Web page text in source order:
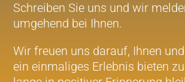
Schreiben Sie uns und wir
umgehend bei Ihnen.
Wir freuen uns darauf, Ihnen
ein einmaliges Erlebnis bieten